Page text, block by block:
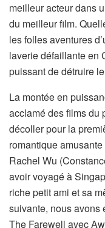
meilleur acteur dans
du meilleur film.
les folles aventures
laverie défaillante en
puissant de détruire
La montée en
acclamé des films du
décoller pour la
romantique amusante
Rachel Wu
avoir voyagé à
riche petit ami et sa
suivante, nous avons
The Farewell avec